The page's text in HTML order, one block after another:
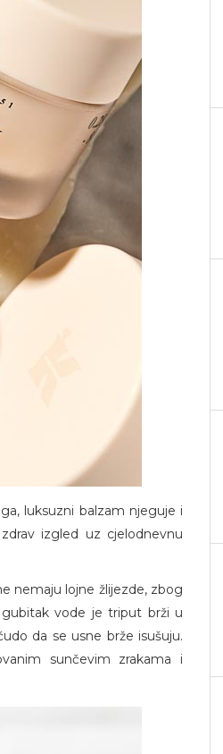
luksuzni balzam njeguje i
izgled uz cjelodnevnu
nemaju lojne žlijezde, zbog
gubitak vode je triput brži u
da se usne brže isušuju.
sunčevim zrakama i